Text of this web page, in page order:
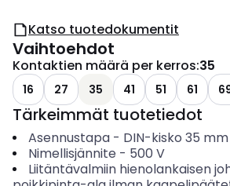
Katso tuotedokumentit
Vaihtoehdot
Kontaktien määrä per kerros:35
16 27 35 41 51 61
Tärkeimmät tuotetiedot
Asennustapa- DIN-kisko 35 mm
Nimellisjännite - 500 V
Liitäntävalmiin hienolankaisen